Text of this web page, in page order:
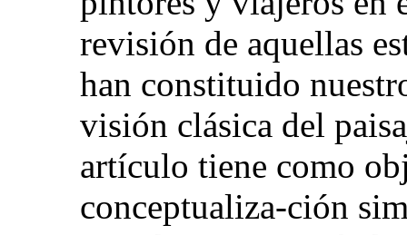
revisión de aquellas
han constituido
visión clásica del
artículo tiene como
conceptualiza-ción